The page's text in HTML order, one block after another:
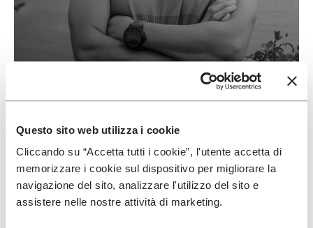
Questo sito web utilizza i cookie
Cliccando su “Accetta tutti i cookie”, l'utente accetta di
memorizzare i cookie sul dispositivo per migliorare la
navigazione del sito, analizzare l'utilizzo del sito e
assistere nelle nostre attività di marketing.
ZHANG WEIQIANG